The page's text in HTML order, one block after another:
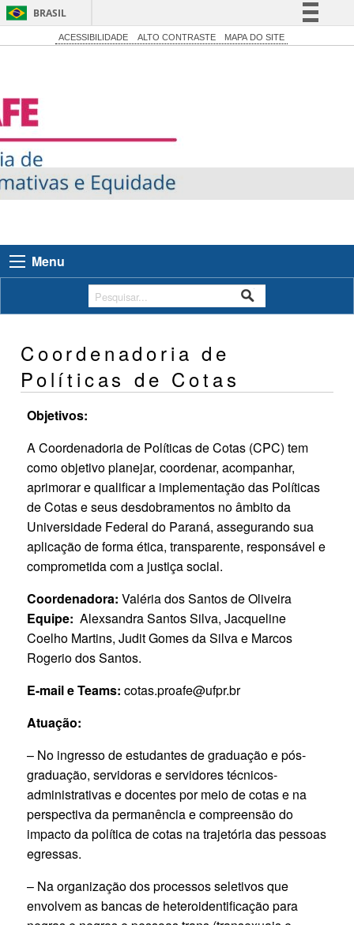
BRASIL
Simplifique!
ACESSIBILIDADE ALTO CONTRASTE MAPA DO SITE
Menu
Coordenadoria de
Políticas de Cotas
Objetivos:
A Coordenadoria de Políticas de Cotas (CPC) tem
como objetivo planejar, coordenar, acompanhar,
aprimorar e qualificar a implementação das Políticas
de Cotas e seus desdobramentos no âmbito da
Universidade Federal do Paraná, assegurando sua
aplicação de forma ética, transparente, responsável e
comprometida com a justiça social.
Coordenadora: Valéria dos Santos de Oliveira
Equipe: Alexsandra Santos Silva, Jacqueline
Coelho Martins, Judit Gomes da Silva e Marcos
Rogerio dos Santos.
E-mail e Teams: cotas.proafe@ufpr.br
Atuação:
– No ingresso de estudantes de graduação e pós-
graduação, servidoras e servidores técnicos-
administrativas e docentes por meio de cotas e na
perspectiva da permanência e compreensão do
impacto da política de cotas na trajetória das pessoas
egressas.
– Na organização dos processos seletivos que
envolvem as bancas de heteroidentificação para